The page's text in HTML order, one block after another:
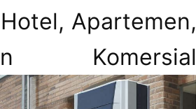
Apartemen,
Komersial